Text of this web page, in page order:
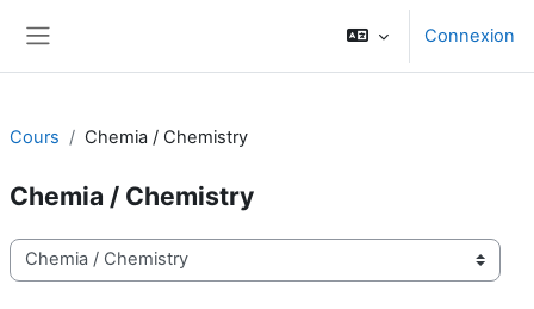
Connexion
Cours Chemia / Chemistry
Chemia / Chemistry
Catégories de cours